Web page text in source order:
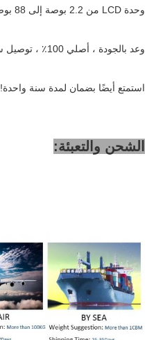
وحدة LCD من 2.2 بوصة إلى 88 بوصة.
وعد بالجودة ، أصلي 100٪ ، توصيل سريع ،
استمتع أيضًا بضمان لمدة سنة واحدة!
الشحن والتعبئة: